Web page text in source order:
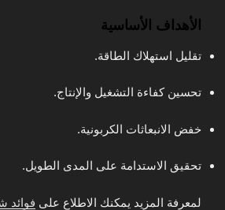
الأهداف الأساسية
تقليل استهلاك الطاقة.
تحسين كفاءة التشغيل والإنتاج.
خفض الانبعاثات الكربونية.
تحقيق الاستدامة على المدى الطويل.
لمعرفة المزيد يمكنك الاطلاع على